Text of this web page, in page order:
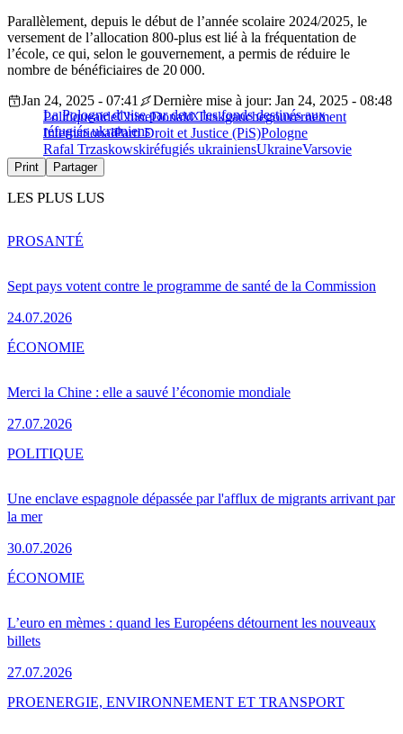
Parallèlement, depuis le début de l’année scolaire 2024/2025, le
versement de l’allocation 800-plus est lié à la fréquentation de
l’école, ce qui, selon le gouvernement, a permis de réduire le
nombre de bénéficiaires de 20 000.
La Pologne divise par deux les fonds destinés aux
réfugiés ukrainiens
Jan 24, 2025 - 07:41
Dernière mise à jour: Jan 24, 2025 - 08:48
PolitiqueaideChineDonald Tuskgauchegouvernement
InternationalParti Droit et Justice (PiS)Pologne
Rafal Trzaskowskiréfugiés ukrainiensUkraineVarsovie
Print Partager
LES PLUS LUS
Sept pays votent contre le programme de santé de la Commission
24.07.2026
PROSANTÉ
Merci la Chine : elle a sauvé l’économie mondiale
27.07.2026
ÉCONOMIE
Une enclave espagnole dépassée par l'afflux de migrants arrivant par
la mer
30.07.2026
POLITIQUE
L’euro en mèmes : quand les Européens détournent les nouveaux
billets
27.07.2026
ÉCONOMIE
PROENERGIE, ENVIRONNEMENT ET TRANSPORT